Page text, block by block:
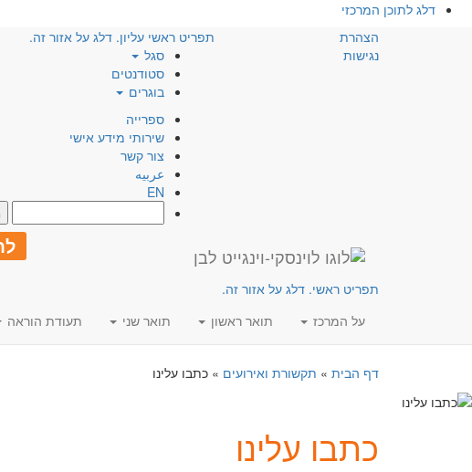
דלג לתוכן המרכזי
הצהרת
נגישות
תפריט ראשי עליון. דלג על אזור זה.
סגל
סטודנטים
בוגרים
ספרייה
שירותי מידע אישי
צור קשר
عربيه
EN
תפריט ראשי. דלג על אזור זה.
על המרכז
תואר ראשון תואר שני תעודת הוראה
דף הבית » תקשורת ואירועים » כתבו עלינו
כתבו עלינו